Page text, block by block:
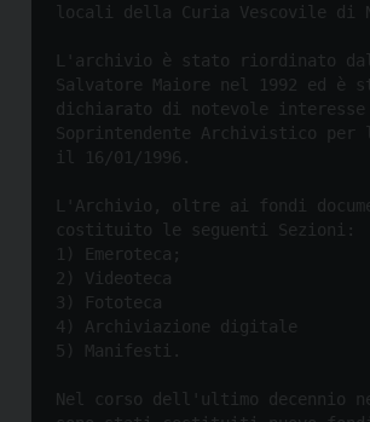
locali della Curia Vescovile di
L'archivio è stato riordinato
Salvatore Maiore nel 1992 ed è
dichiarato di notevole
Soprintendente Archivistico
il 16/01/1996.
L'Archivio, oltre ai fondi
costituito le seguenti Sezioni:
1) Emeroteca;
2) Videoteca
3) Fototeca
4) Archiviazione digitale
5) Manifesti.
Nel corso dell'ultimo decennio